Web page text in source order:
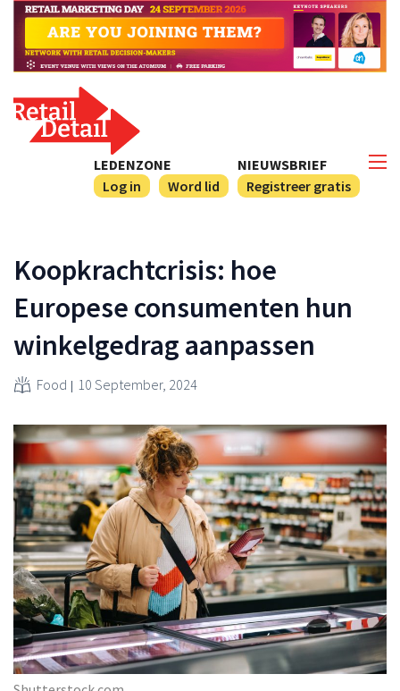
NIEUWSBRIEF
Registreer gratis
LEDENZONE
Log in
Word lid
Koopkrachtcrisis: hoe
Europese consumenten hun
winkelgedrag aanpassen
Food 10 September, 2024